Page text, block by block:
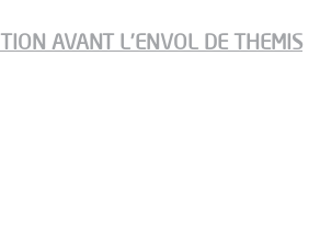
AVANT L’ENVOL DE THEMIS